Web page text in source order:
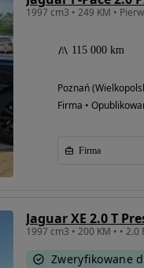
1997 cm3 • 249 KM •
115 000 km
Poznań
Firma •
Firma
Jaguar XE 2.0 T
Zweryfikowane